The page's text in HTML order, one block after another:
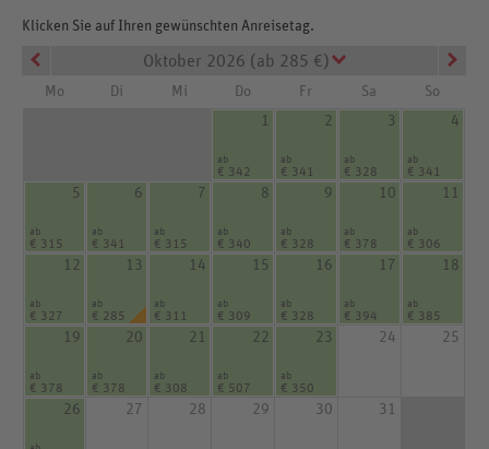
Klicken Sie auf Ihren gewünschten Anreisetag.
Oktober 2026 (ab 285 €)
Mo Di Mi Do Fr Sa
So
1
ab
€ 342
2
ab
€ 341
3
ab
€ 328
4
ab
€ 341
5
ab
€ 315
6
ab
€ 341
7
ab
€ 315
8
ab
€ 340
9
ab
€ 328
10
ab
€ 378
11
ab
€ 306
12
ab
€ 327
13
ab
€ 285
14
ab
€ 311
15
ab
€ 309
16
ab
€ 328
17
ab
€ 394
18
ab
€ 385
19
ab
€ 378
20
ab
€ 378
21
ab
€ 308
22
ab
€ 507
23
ab
€ 350
24 25
26 27 28 29 30 31